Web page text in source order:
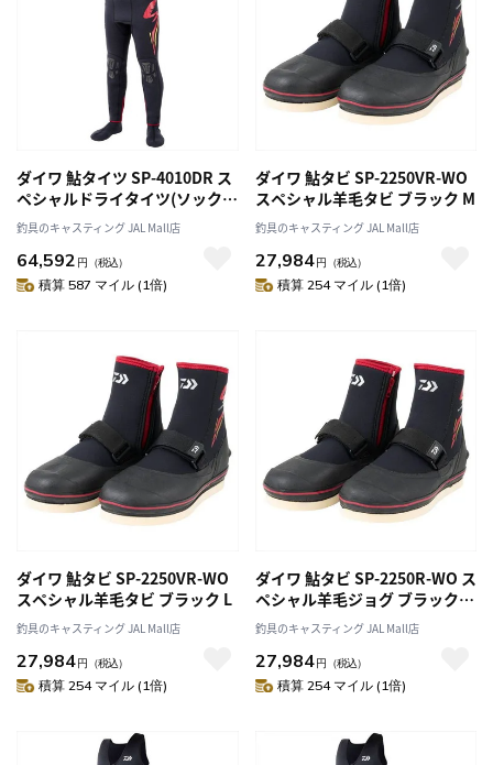
ダイワ 鮎タイツ SP-4010DR ス
ペシャルドライタイツ(ソックス
先丸) ブラック LLO
釣具のキャスティング JAL Mall店
64,592 円 （税込）
積算 587 マイル (1倍)
ダイワ 鮎タビ SP-2250VR-WO
スペシャル羊毛タビ ブラック M
釣具のキャスティング JAL Mall店
27,984円 （税込）
積算 254 マイル (1倍)
ダイワ 鮎タビ SP-2250VR-WO
スペシャル羊毛タビ ブラック L
釣具のキャスティング JAL Mall店
27,984円 （税込）
積算 254 マイル (1倍)
ダイワ 鮎タビ SP-2250R-WO ス
ペシャル羊毛ジョグ ブラック
LL
釣具のキャスティング JAL Mall店
27,984円 （税込）
積算 254 マイル (1倍)